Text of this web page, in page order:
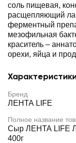
соль пищевая,
расщепляющий
ферментный
мезофильная
краситель –
орехи, яйца и
Бренд
ЛЕНТА LIFE
Полное название
Сыр ЛЕНТА LIFE
400г